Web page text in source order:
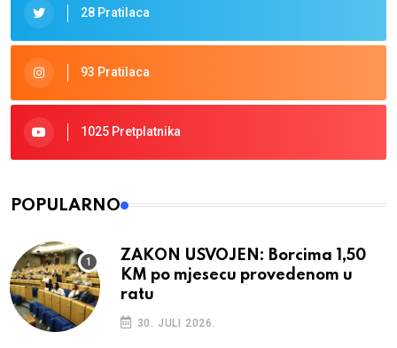
28 Pratilaca
93 Pratilaca
1025 Pretplatnika
POPULARNO
ZAKON USVOJEN: Borcima 1,50
KM po mjesecu provedenom u
ratu
30. JULI 2026.